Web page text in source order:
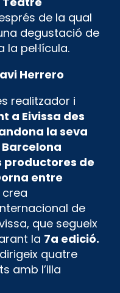
de la qual
degustació de
la pel·lícula.
Herrero
realitzador i
a Eivissa des
la seva
productores de
entre
crea
de
que segueix
la 7a edició.
quatre
amb l’illa